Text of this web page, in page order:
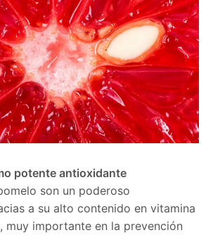
potente antioxidante
son un poderoso
a su alto contenido en vitamina
muy importante en la prevención